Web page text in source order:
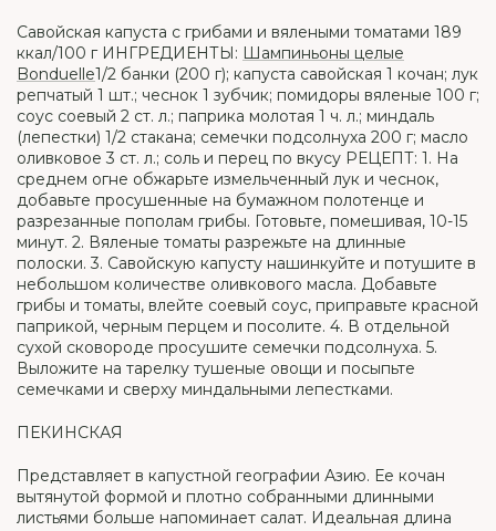
Савойская капуста с грибами и вялеными томатами 189
ккал/100 г ИНГРЕДИЕНТЫ: Шампиньоны целые
Bonduelle1/2 банки (200 г); капуста савойская 1 кочан; лук
репчатый 1 шт.; чеснок 1 зубчик; помидоры вяленые 100 г;
соус соевый 2 ст. л.; паприка молотая 1 ч. л.; миндаль
(лепестки) 1/2 стакана; семечки подсолнуха 200 г; масло
оливковое 3 ст. л.; соль и перец по вкусу РЕЦЕПТ: 1. На
среднем огне обжарьте измельченный лук и чеснок,
добавьте просушенные на бумажном полотенце и
разрезанные пополам грибы. Готовьте, помешивая, 10-15
минут. 2. Вяленые томаты разрежьте на длинные
полоски. 3. Савойскую капусту нашинкуйте и потушите в
небольшом количестве оливкового масла. Добавьте
грибы и томаты, влейте соевый соус, приправьте красной
паприкой, черным перцем и посолите. 4. В отдельной
сухой сковороде просушите семечки подсолнуха. 5.
Выложите на тарелку тушеные овощи и посыпьте
семечками и сверху миндальными лепестками.
ПЕКИНСКАЯ
Представляет в капустной географии Азию. Ее кочан
вытянутой формой и плотно собранными длинными
листьями больше напоминает салат. Идеальная длина